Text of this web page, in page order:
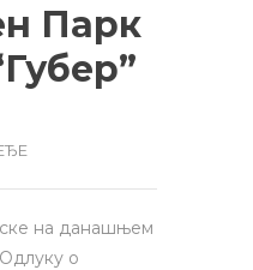
Парк
на данашњем
о